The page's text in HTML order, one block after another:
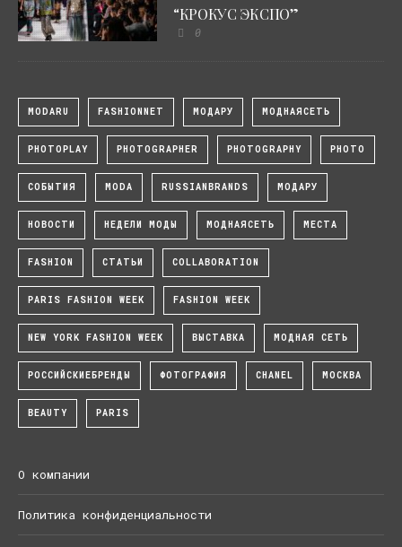
“КРОКУС ЭКСПО”
0
MODARU FASHIONNET МОДАРУ МОДНАЯСЕТЬ
PHOTOPLAY PHOTOGRAPHER PHOTOGRAPHY PHOTO
СОБЫТИЯ MODA RUSSIANBRANDS МОДАРУ
НОВОСТИ НЕДЕЛИ МОДЫ МОДНАЯСЕТЬ МЕСТА
FASHION СТАТЬИ COLLABORATION
PARIS FASHION WEEK FASHION WEEK
NEW YORK FASHION WEEK ВЫСТАВКА МОДНАЯ СЕТЬ
РОССИЙСКИЕБРЕНДЫ ФОТОГРАФИЯ CHANEL МОСКВА
BEAUTY PARIS
О компании
Политика конфиденциальности